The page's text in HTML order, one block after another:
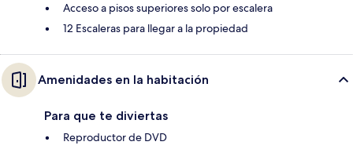
Acceso a pisos superiores solo por escalera
12 Escaleras para llegar a la propiedad
Amenidades en la habitación
Para que te diviertas
Reproductor de DVD